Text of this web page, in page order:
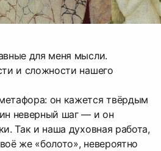
для меня мысли.
и сложности нашего
он кажется твёрдым
неверный шаг — и он
Так и наша духовная работа,
же «болото», невероятно